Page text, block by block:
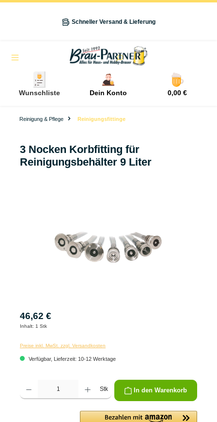
Schneller Versand & Lieferung
Wunschliste Dein Konto 0,00 €
Reinigung & Pflege Reinigungsfittinge
3 Nocken Korbfitting für
Reinigungsbehälter 9 Liter
46,62 €
Inhalt: 1 Stk
Preise inkl. MwSt. zzgl. Versandkosten
Verfügbar, Lieferzeit: 10-12 Werktage
Produkt Anzahl: Gib den gewünschten Wert ein oder benutze die Schaltflächen um
Stk In den Warenkorb